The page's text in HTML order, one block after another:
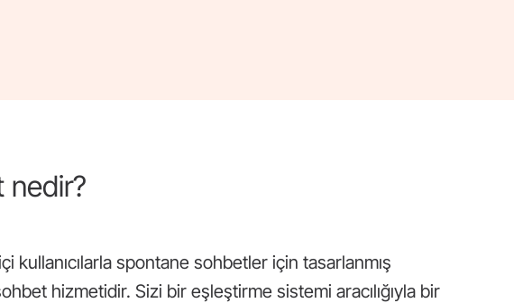
nedir?
kullanıcılarla spontane sohbetler için tasarlanmış
hizmetidir. Sizi bir eşleştirme sistemi aracılığıyla bir